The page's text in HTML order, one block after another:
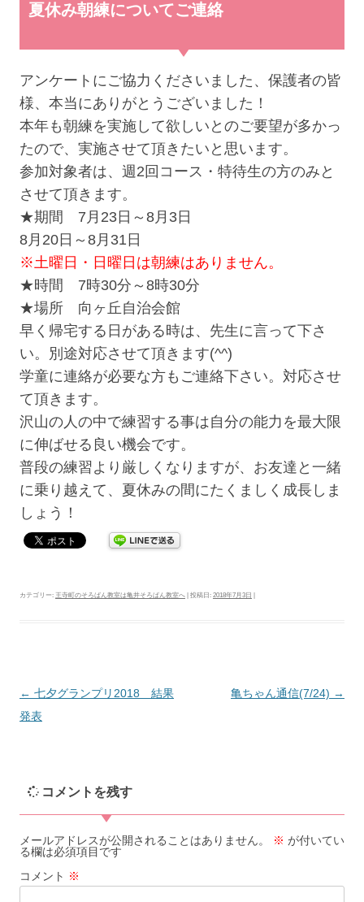
夏休み朝練についてご連絡
アンケートにご協力くださいました、保護者の皆
様、本当にありがとうございました！
本年も朝練を実施して欲しいとのご要望が多かっ
たので、実施させて頂きたいと思います。
参加対象者は、週2回コース・特待生の方のみと
させて頂きます。
★期間 7月23日～8月3日
8月20日～8月31日
※土曜日・日曜日は朝練はありません。
★時間 7時30分～8時30分
★場所 向ヶ丘自治会館
早く帰宅する日がある時は、先生に言って下さ
い。別途対応させて頂きます(^^)
学童に連絡が必要な方もご連絡下さい。対応させ
て頂きます。
沢山の人の中で練習する事は自分の能力を最大限
に伸ばせる良い機会です。
普段の練習より厳しくなりますが、お友達と一緒
に乗り越えて、夏休みの間にたくましく成長しま
しょう！
カテゴリー: 王寺町のそろばん教室は亀井そろばん教室へ | 投稿日: 2018年7月3日
ナ
ー
シ
← 七夕グランプリ2018 結果
発表
亀ちゃん通信(7/24) →
コメントを残す
メールアドレスが公開されることはありません。 ※ が付いてい
る欄は必須項目です
コメント ※